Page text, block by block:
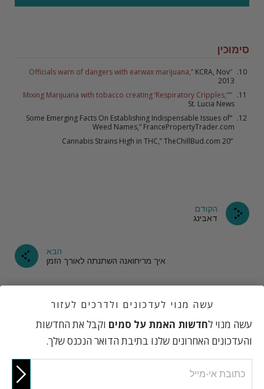
סימוכין
“Officials warn of dangers with earwax marijuana,”
KCRA, Nov
2013
“Mixing Marijuana with tobacco creating ‘Respiratory Cripples,’”
St. Lucia News
“Some Emerging Facts On Establishing Indispensable Issues of
Weed Names,” FrancePropertyTrader.com
“20 Cannabis Strains High in THC,” TheChillBud.com
הקודם
דאבינג
הבא
איך מריחואנה השתנתה לאורך הזמן
מה זה מריחואנה?
עשה מנוי לעדכונים ולדרכים לעזור
עשה מנוי לחדשות האמת על סמים וקבל את החדשות
והעדכונים האחרונים שלנו בתיבת הדואר הנכנס שלך.